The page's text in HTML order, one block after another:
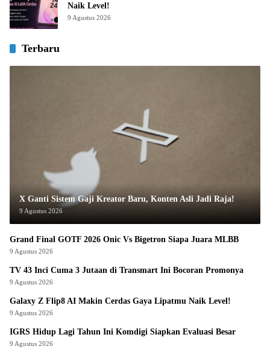
Naik Level!
9 Agustus 2026
Terbaru
X Ganti Sistem Gaji Kreator Baru, Konten Asli Jadi Raja!
9 Agustus 2026
Grand Final GOTF 2026 Onic Vs Bigetron Siapa Juara MLBB
9 Agustus 2026
TV 43 Inci Cuma 3 Jutaan di Transmart Ini Bocoran Promonya
9 Agustus 2026
Galaxy Z Flip8 AI Makin Cerdas Gaya Lipatmu Naik Level!
9 Agustus 2026
IGRS Hidup Lagi Tahun Ini Komdigi Siapkan Evaluasi Besar
9 Agustus 2026